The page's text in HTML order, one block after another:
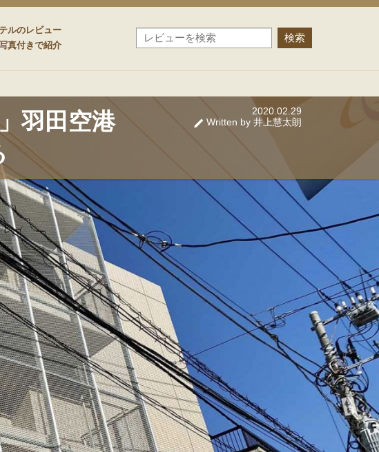
ルのレビュー
真付きで紹介
羽田空港
2020.02.29
Written by 井上慧太朗